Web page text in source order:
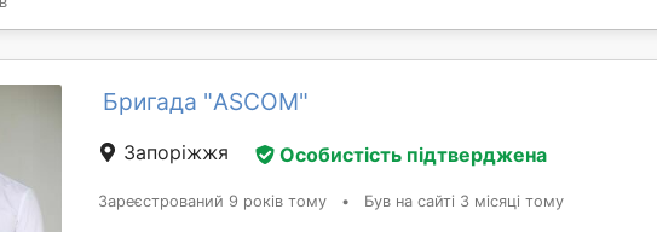
Бригада "ASCOM"
Запоріжжя Особистість підтверджена
Зареєстрований 9 років тому • Був на сайті 3 місяці тому